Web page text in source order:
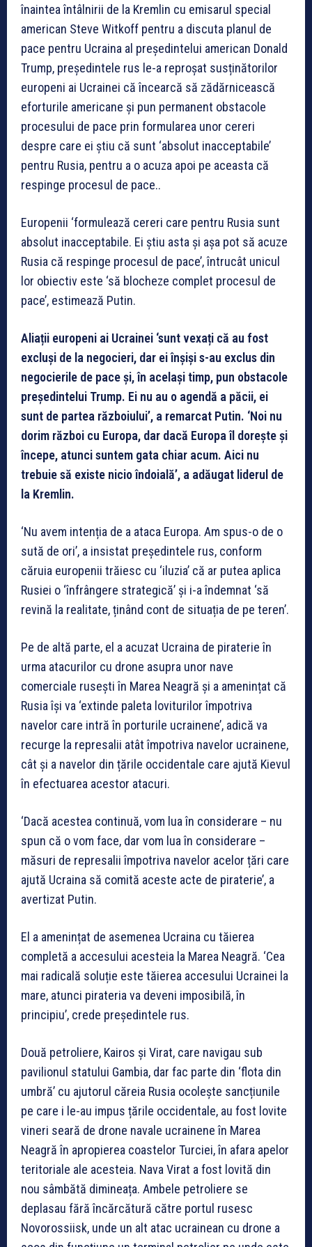
înaintea întâlnirii de la Kremlin cu emisarul special
american Steve Witkoff pentru a discuta planul de
pace pentru Ucraina al președintelui american Donald
Trump, președintele rus le-a reproșat susținătorilor
europeni ai Ucrainei că încearcă să zădărnicească
eforturile americane și pun permanent obstacole
procesului de pace prin formularea unor cereri
despre care ei știu că sunt ‘absolut inacceptabile’
pentru Rusia, pentru a o acuza apoi pe aceasta că
respinge procesul de pace..
Europenii ‘formulează cereri care pentru Rusia sunt
absolut inacceptabile. Ei știu asta și așa pot să acuze
Rusia că respinge procesul de pace’, întrucât unicul
lor obiectiv este ‘să blocheze complet procesul de
pace’, estimează Putin.
Aliații europeni ai Ucrainei ‘sunt vexați că au fost
excluși de la negocieri, dar ei înșiși s-au exclus din
negocierile de pace și, în același timp, pun obstacole
președintelui Trump. Ei nu au o agendă a păcii, ei
sunt de partea războiului’, a remarcat Putin. ‘Noi nu
dorim război cu Europa, dar dacă Europa îl dorește și
începe, atunci suntem gata chiar acum. Aici nu
trebuie să existe nicio îndoială’, a adăugat liderul de
la Kremlin.
‘Nu avem intenția de a ataca Europa. Am spus-o de o
sută de ori’, a insistat președintele rus, conform
căruia europenii trăiesc cu ‘iluzia’ că ar putea aplica
Rusiei o ‘înfrângere strategică’ și i-a îndemnat ‘să
revină la realitate, ținând cont de situația de pe teren’.
Pe de altă parte, el a acuzat Ucraina de piraterie în
urma atacurilor cu drone asupra unor nave
comerciale rusești în Marea Neagră și a amenințat că
Rusia își va ‘extinde paleta loviturilor împotriva
navelor care intră în porturile ucrainene’, adică va
recurge la represalii atât împotriva navelor ucrainene,
cât și a navelor din țările occidentale care ajută Kievul
în efectuarea acestor atacuri.
‘Dacă acestea continuă, vom lua în considerare – nu
spun că o vom face, dar vom lua în considerare –
măsuri de represalii împotriva navelor acelor țări care
ajută Ucraina să comită aceste acte de piraterie’, a
avertizat Putin.
El a amenințat de asemenea Ucraina cu tăierea
completă a accesului acesteia la Marea Neagră. ‘Cea
mai radicală soluție este tăierea accesului Ucrainei la
mare, atunci pirateria va deveni imposibilă, în
principiu’, crede președintele rus.
Două petroliere, Kairos și Virat, care navigau sub
pavilionul statului Gambia, dar fac parte din ‘flota din
umbră’ cu ajutorul căreia Rusia ocolește sancțiunile
pe care i le-au impus țările occidentale, au fost lovite
vineri seară de drone navale ucrainene în Marea
Neagră în apropierea coastelor Turciei, în afara apelor
teritoriale ale acesteia. Nava Virat a fost lovită din
nou sâmbătă dimineața. Ambele petroliere se
deplasau fără încărcătură către portul rusesc
Novorossiisk, unde un alt atac ucrainean cu drone a